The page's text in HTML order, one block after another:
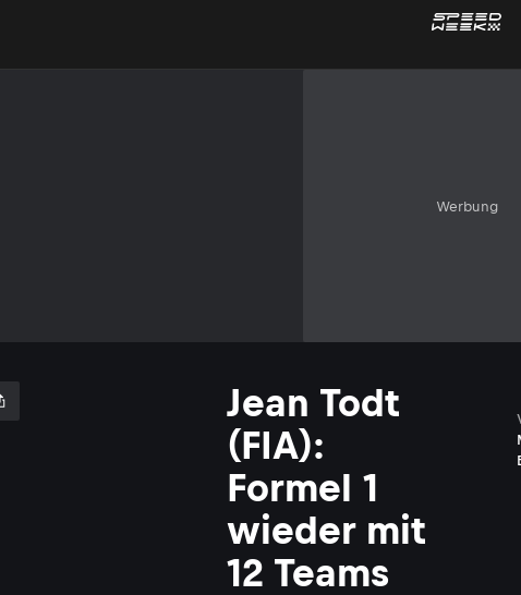
Werbung
Jean Todt
(FIA):
Formel 1
wieder mit
12 Teams